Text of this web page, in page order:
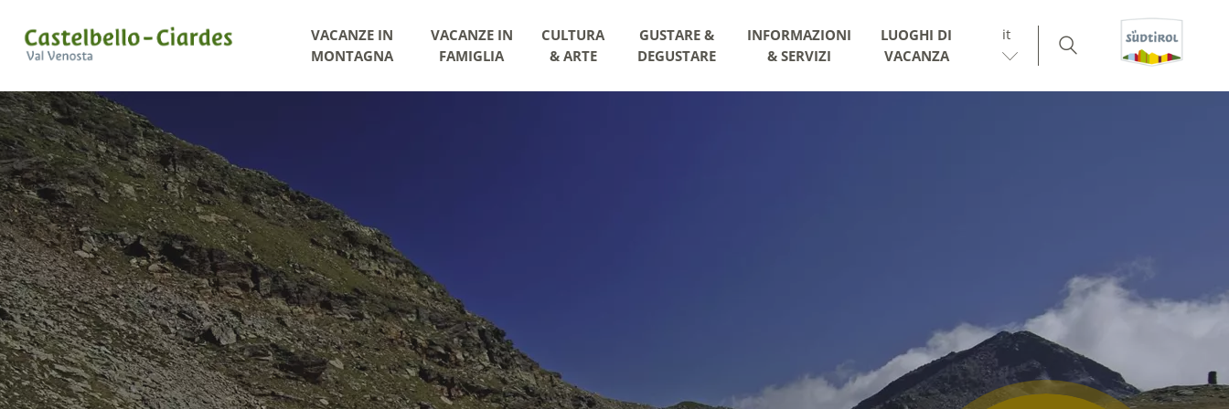
VACANZE IN
MONTAGNA
VACANZE IN
FAMIGLIA
CULTURA
& ARTE
GUSTARE &
DEGUSTARE
INFORMAZIONI
& SERVIZI
LUOGHI DI
VACANZA
it